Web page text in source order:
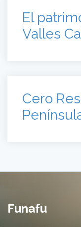
El
Valles
Cero
Funafu